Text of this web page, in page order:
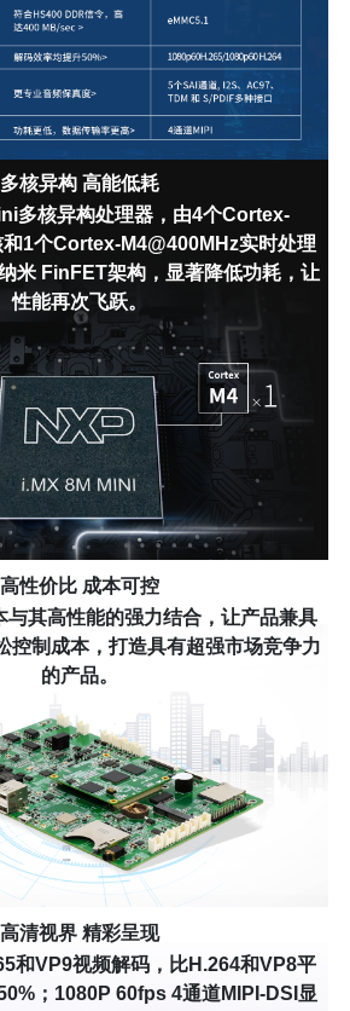
多核异构 高能低耗
多核异构处理器，由4个Cortex-
1个Cortex-M4@400MHz实时处理
米 FinFET架构，显著降低功耗，让
性能再次飞跃。
高性价比 成本可控
与其高性能的强力结合，让产品兼具
控制成本，打造具有超强市场竞争力
的产品。
高清视界 精彩呈现
和VP9视频解码，比H.264和VP8平
；1080P 60fps 4通道MIPI-DSI显